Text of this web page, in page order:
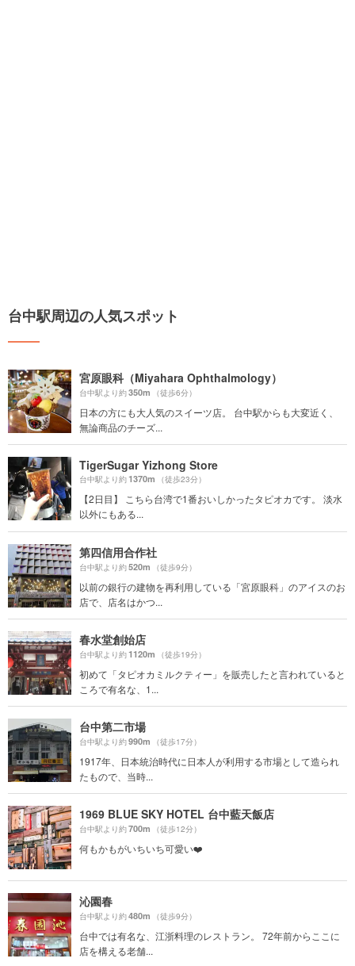
台中駅周辺の人気スポット
宮原眼科（Miyahara Ophthalmology）
台中駅より約350m （徒歩6分）
日本の方にも大人気のスイーツ店。 台中駅からも大変近く、
無論商品のチーズ...
TigerSugar Yizhong Store
台中駅より約1370m （徒歩23分）
【2日目】 こちら台湾で1番おいしかったタピオカです。 淡水
以外にもある...
第四信用合作社
台中駅より約520m （徒歩9分）
以前の銀行の建物を再利用している「宮原眼科」のアイスのお
店で、店名はかつ...
春水堂創始店
台中駅より約1120m （徒歩19分）
初めて「タピオカミルクティー」を販売したと言われていると
ころで有名な、1...
台中第二市場
台中駅より約990m （徒歩17分）
1917年、日本統治時代に日本人が利用する市場として造られ
たもので、当時...
1969 BLUE SKY HOTEL 台中藍天飯店
台中駅より約700m （徒歩12分）
何もかもがいちいち可愛い❤️
沁園春
台中駅より約480m （徒歩9分）
台中では有名な、江浙料理のレストラン。 72年前からここに
店を構える老舗...